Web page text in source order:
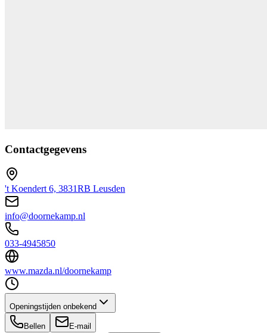
Contactgegevens
't Koendert 6, 3831RB Leusden
info@doornekamp.nl
033-4945850
www.mazda.nl/doornekamp
Openingstijden onbekend
Bellen E-mail